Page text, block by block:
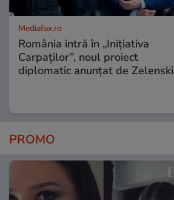
Mediafax.ro
România intră în „Inițiativa
Carpaților”, noul proiect
diplomatic anunțat de Zelenski
PROMO